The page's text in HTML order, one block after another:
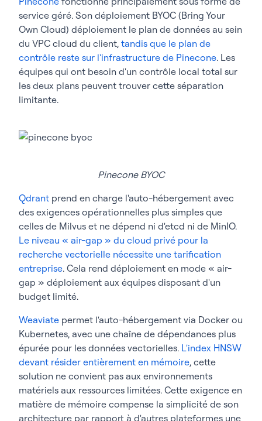
service géré. Son déploiement BYOC (Bring Your
Own Cloud) déploiement le plan de données au sein
du VPC cloud du client, tandis que le plan de
contrôle reste sur l'infrastructure de Pinecone. Les
équipes qui ont besoin d'un contrôle local total sur
les deux plans peuvent trouver cette séparation
limitante.
Pinecone BYOC
Qdrant prend en charge l'auto-hébergement avec
des exigences opérationnelles plus simples que
celles de Milvus et ne dépend ni d'etcd ni de MinIO.
Le niveau « air-gap » du cloud privé pour la
recherche vectorielle nécessite une tarification
entreprise. Cela rend déploiement en mode « air-
gap » déploiement aux équipes disposant d'un
budget limité.
Weaviate permet l'auto-hébergement via Docker ou
Kubernetes, avec une chaîne de dépendances plus
épurée pour les données vectorielles. L'index HNSW
devant résider entièrement en mémoire, cette
solution ne convient pas aux environnements
matériels aux ressources limitées. Cette exigence en
matière de mémoire compense la simplicité de son
architecture par rapport à d'autres plateformes une